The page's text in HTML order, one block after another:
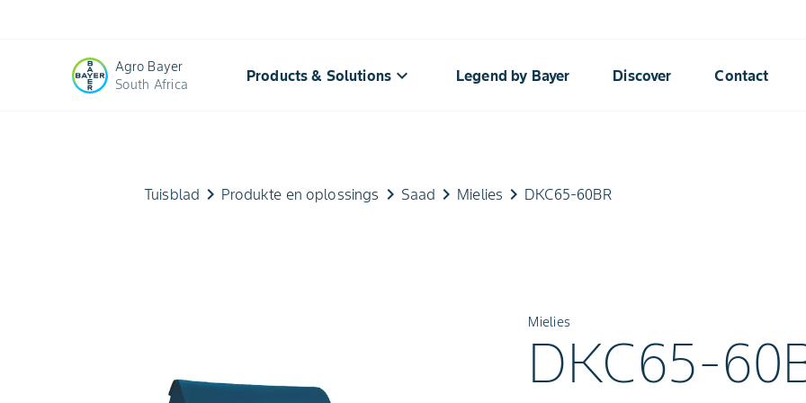
Agro Bayer
South Africa
Products & Solutions keyboard_arrow_down Legend by Bayer Discover Contact
Tuisblad keyboard_arrow_right Produkte en oplossings keyboard_arrow_right Saad keyboard_arrow_right Mielies keyboard_arrow_right DKC65-60BR
Mielies
DKC65-